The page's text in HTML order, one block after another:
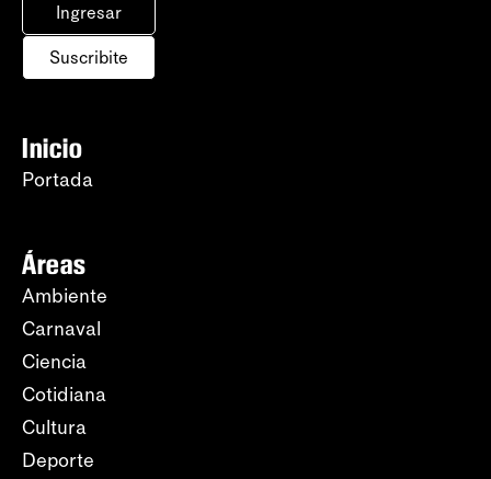
Ingresar
Suscribite
Inicio
Portada
Áreas
Ambiente
Carnaval
Ciencia
Cotidiana
Cultura
Deporte